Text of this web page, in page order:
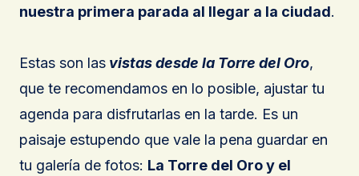
nuestra primera parada al llegar a la ciudad.
Estas son las vistas desde la Torre del Oro,
que te recomendamos en lo posible, ajustar tu
agenda para disfrutarlas en la tarde. Es un
paisaje estupendo que vale la pena guardar en
tu galería de fotos: La Torre del Oro y el